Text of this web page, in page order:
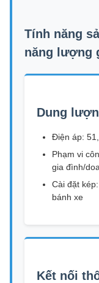
Tính năng
năng lượng
Dung
Điện áp:
Phạm vi
gia đình/
Cài đặt
bánh xe
Kết nối